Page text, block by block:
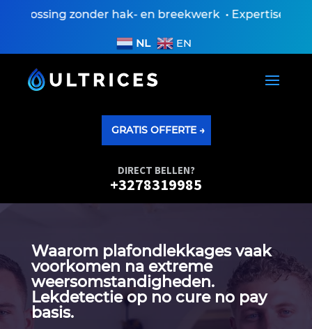
zonder hak- en breekwerk •
NL EN
GRATIS OFFERTE →
DIRECT BELLEN?
+3278319985
Waarom plafondlekkages vaak
voorkomen na extreme
weersomstandigheden.​
Lekdetectie op no cure no pay
basis.